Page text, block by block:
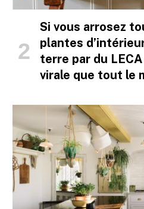
Si vous arrosez
plantes
terre par du
virale que tout le